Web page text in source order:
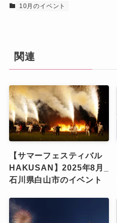
10月のイベント
関連
【サマーフェスティバル
HAKUSAN】2025年8月_
石川県白山市のイベント